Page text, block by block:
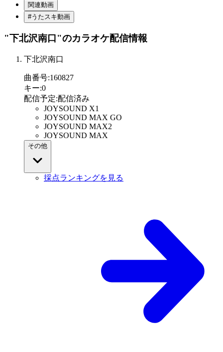
関連動画
#うたスキ動画
"下北沢南口"のカラオケ配信情報
下北沢南口
曲番号:160827
キー:0
配信予定:配信済み
JOYSOUND X1
JOYSOUND MAX GO
JOYSOUND MAX2
JOYSOUND MAX
その他
採点ランキングを見る